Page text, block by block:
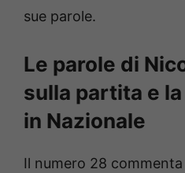
sue parole.
Le parole di
sulla partita e
in Nazionale
Il numero 28